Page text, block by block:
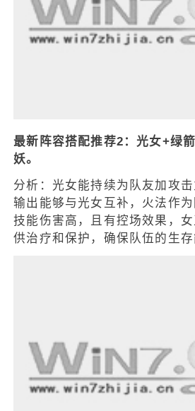
最新阵容搭配推荐2：光女+绿
妖。
分析：光女能持续为队友加攻
输出能够与光女互补，火法作为
技能伤害高，且有控场效果，
供治疗和保护，确保队伍的生存